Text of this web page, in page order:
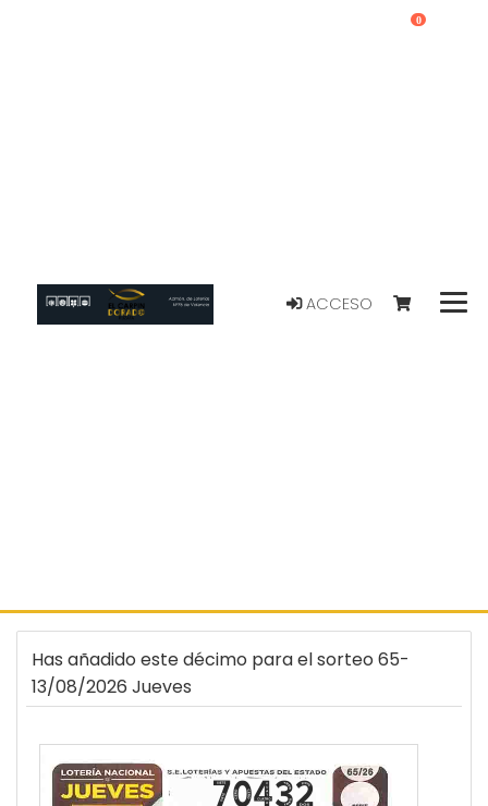
ACCESO
0
Has añadido este décimo para el sorteo 65-
13/08/2026 Jueves
70432